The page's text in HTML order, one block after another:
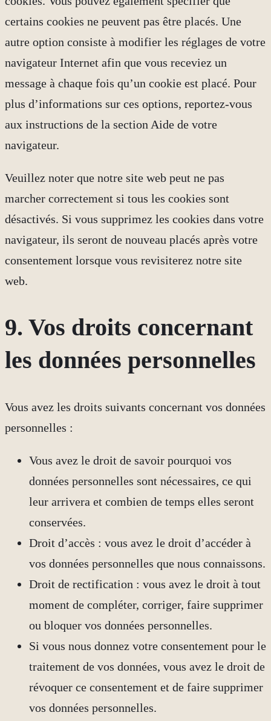
certains cookies ne peuvent pas être placés. Une
autre option consiste à modifier les réglages de votre
navigateur Internet afin que vous receviez un
message à chaque fois qu’un cookie est placé. Pour
plus d’informations sur ces options, reportez-vous
aux instructions de la section Aide de votre
navigateur.
Veuillez noter que notre site web peut ne pas
marcher correctement si tous les cookies sont
désactivés. Si vous supprimez les cookies dans votre
navigateur, ils seront de nouveau placés après votre
consentement lorsque vous revisiterez notre site
web.
9. Vos droits concernant
les données personnelles
Vous avez les droits suivants concernant vos données
personnelles :
Vous avez le droit de savoir pourquoi vos
données personnelles sont nécessaires, ce qui
leur arrivera et combien de temps elles seront
conservées.
Droit d’accès : vous avez le droit d’accéder à
vos données personnelles que nous connaissons.
Droit de rectification : vous avez le droit à tout
moment de compléter, corriger, faire supprimer
ou bloquer vos données personnelles.
Si vous nous donnez votre consentement pour le
traitement de vos données, vous avez le droit de
révoquer ce consentement et de faire supprimer
vos données personnelles.